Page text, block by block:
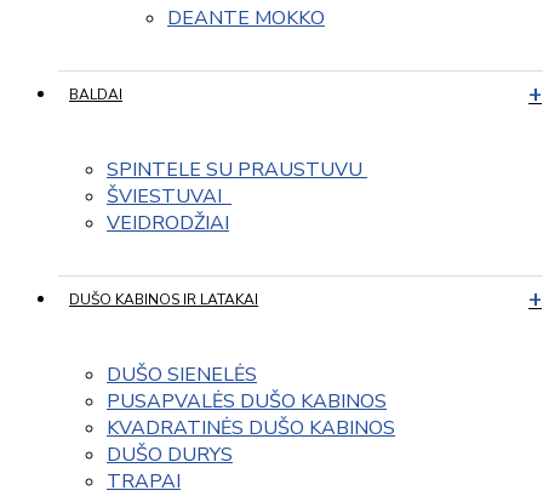
DEANTE MOKKO
BALDAI
SPINTELE SU PRAUSTUVU
ŠVIESTUVAI
VEIDRODŽIAI
DUŠO KABINOS IR LATAKAI
DUŠO SIENELĖS
PUSAPVALĖS DUŠO KABINOS
KVADRATINĖS DUŠO KABINOS
DUŠO DURYS
TRAPAI